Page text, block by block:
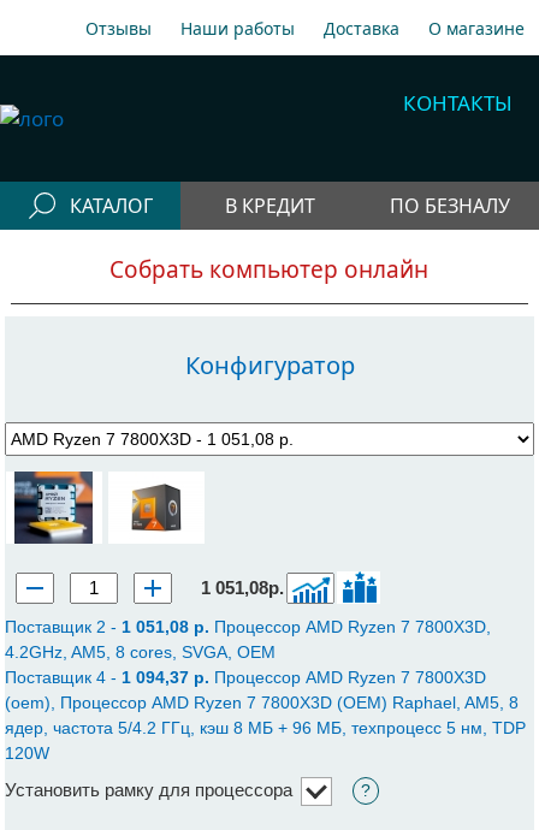
Отзывы Наши работы Доставка О магазине
КОНТАКТЫ
A1 +375 29 198-70-77
Гор +375 17 256-18-09
Telegram Viber
КАТАЛОГ В КРЕДИТ ПО БЕЗНАЛУ
Конфигураторы
Компьютеры
Рабочие станции
Моноблоки
Периферия
Собрать компьютер онлайн
Собрать компьютер онлайн
Конфигуратор
1 051,08р.
Поставщик 2 - 1 051,08 p. Процессор AMD Ryzen 7 7800X3D,
4.2GHz, AM5, 8 cores, SVGA, OEM
Поставщик 4 - 1 094,37 p. Процессор AMD Ryzen 7 7800X3D
(oem), ПроцессорAMD Ryzen 7 7800X3D (OEM) Raphael, AM5, 8
ядер, частота 5/4.2 ГГц, кэш 8 МБ + 96 МБ, техпроцесс 5 нм, TDP
120W
Установить рамку для процессора ?